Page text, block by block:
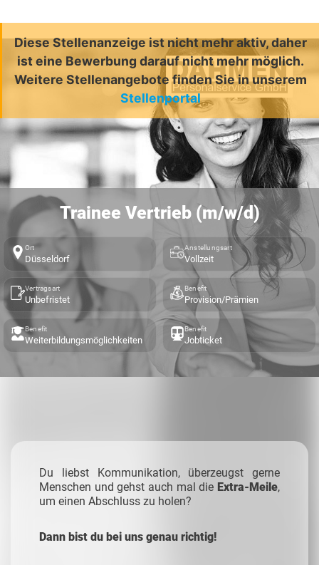
Diese Stellenanzeige ist nicht mehr aktiv, daher
ist eine Bewerbung darauf nicht mehr möglich.
Weitere Stellenangebote finden Sie in unserem
Stellenportal
Trainee Vertrieb (m/w/d)
Ort
Düsseldorf
Anstellungsart
Vollzeit
Vertragsart
Unbefristet
Benefit
Provision/Prämien
Benefit
Weiterbildungsmöglichkeiten
Benefit
Jobticket
Du liebst Kommunikation, überzeugst gerne
Menschen und gehst auch mal die Extra-Meile,
um einen Abschluss zu holen?
Dann bist du bei uns genau richtig!